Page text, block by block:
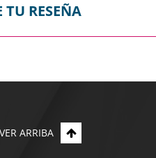
TU RESEÑA
ARRIBA